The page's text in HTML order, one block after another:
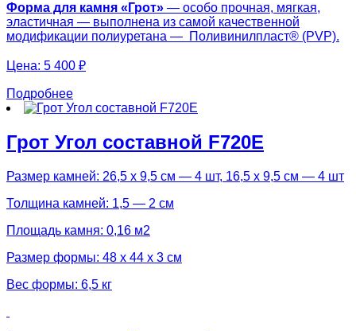
Форма для камня « Грот» — особо прочная, мягкая,
эластичная — выполнена из самой качественной
модификации полиуретана — Поливинилпласт® (PVP).
Цена: 5 400 ₽
Подробнее
Грот Угол составной F720E
Размер камней: 26,5 х 9,5 см — 4 шт, 16,5 х 9,5 см — 4 шт
Толщина камней: 1,5 — 2 см
Площадь камня: 0,16 м2
Размер формы: 48 х 44 х 3 см
Вес формы: 6,5 кг